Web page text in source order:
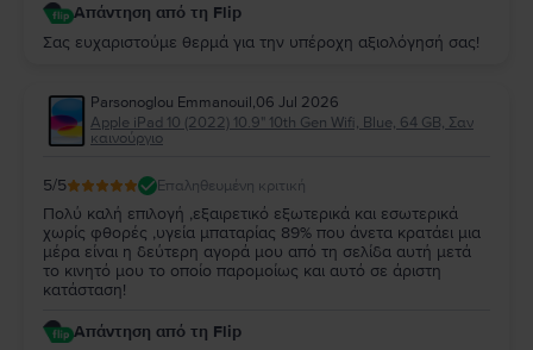
Απάντηση από τη Flip
Σας ευχαριστούμε θερμά για την υπέροχη αξιολόγησή σας!
Parsonoglou Emmanouil,06 Jul 2026
Apple iPad 10 (2022) 10.9" 10th Gen Wifi, Blue, 64 GB, Σαν
καινούργιο
5/5 Επαληθευμένη κριτική
Πολύ καλή επιλογή ,εξαιρετικό εξωτερικά και εσωτερικά
χωρίς φθορές ,υγεία μπαταρίας 89% που άνετα κρατάει μια
μέρα είναι η δεύτερη αγορά μου από τη σελίδα αυτή μετά
το κινητό μου το οποίο παρομοίως και αυτό σε άριστη
κατάσταση!
Απάντηση από τη Flip